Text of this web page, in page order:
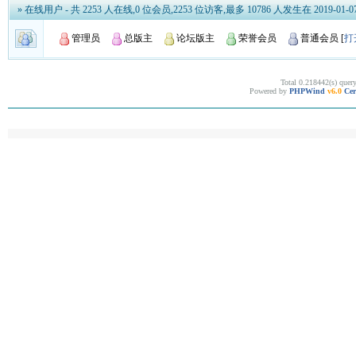
» 在线用户- 共 2253 人在线,0 位会员,2253 位访客,最多 10786 人发生在 2019-01-
管理员 总版主 论坛版主 荣誉会员 普通会员 [打
Total 0.218442(s)
Powered by PHPWind v6.0